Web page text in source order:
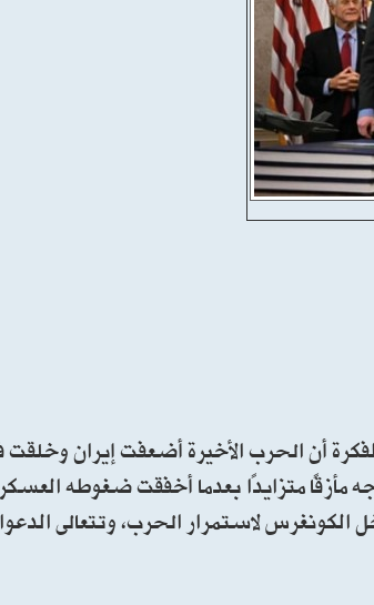
أن الحرب الأخيرة أضعفت إيران
مأزقًا متزايدًا بعدما أخفقت ضغوطه
لاستمرار الحرب، وتتعالى